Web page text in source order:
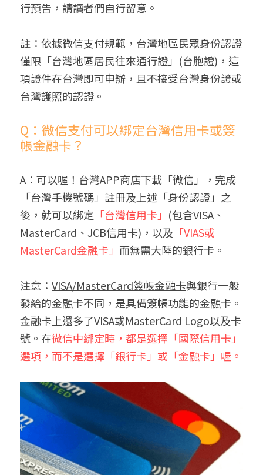
行預告，請讀者們自行留意。
註：依據微信支付規範，台灣地區民眾身份認證
僅限「台灣地區居民往來通行證」(台胞證)，這
項證件在台灣即可申辦，且不接受台灣身份證或
台灣護照的認證。
Q：微信支付可以綁定台灣信用卡或簽
帳金融卡？
A：可以喔！台灣APP商店下載「微信」，完成
「台灣手機號碼」註冊及上述「身份認證」之
後，就可以綁定 「台灣信用卡」 (包含VISA、
MasterCard、JCB信用卡)，以及 「VIAS或
MasterCard金融卡」 而無需大陸的銀行卡。
注意： VISA/MasterCard簽帳金融卡與銀行一般
發給的金融卡不同，是具備簽帳功能的金融卡。
金融卡上還多了VISA或MasterCard Logo以及卡
號。在微信中綁定時，都是選擇「國際信用卡」
選項，而不是選擇「銀行卡」或「金融卡」喔。